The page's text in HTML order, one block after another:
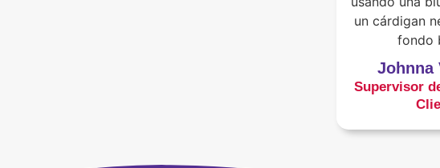
Johnna
Supervisor